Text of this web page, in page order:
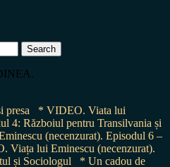
presa
* VIDEO. Viata lui
4: Războiul pentru Transilvania și
(necenzurat). Episodul 6 –
Viața lui Eminescu (necenzurat).
și Sociologul
* Un cadou de